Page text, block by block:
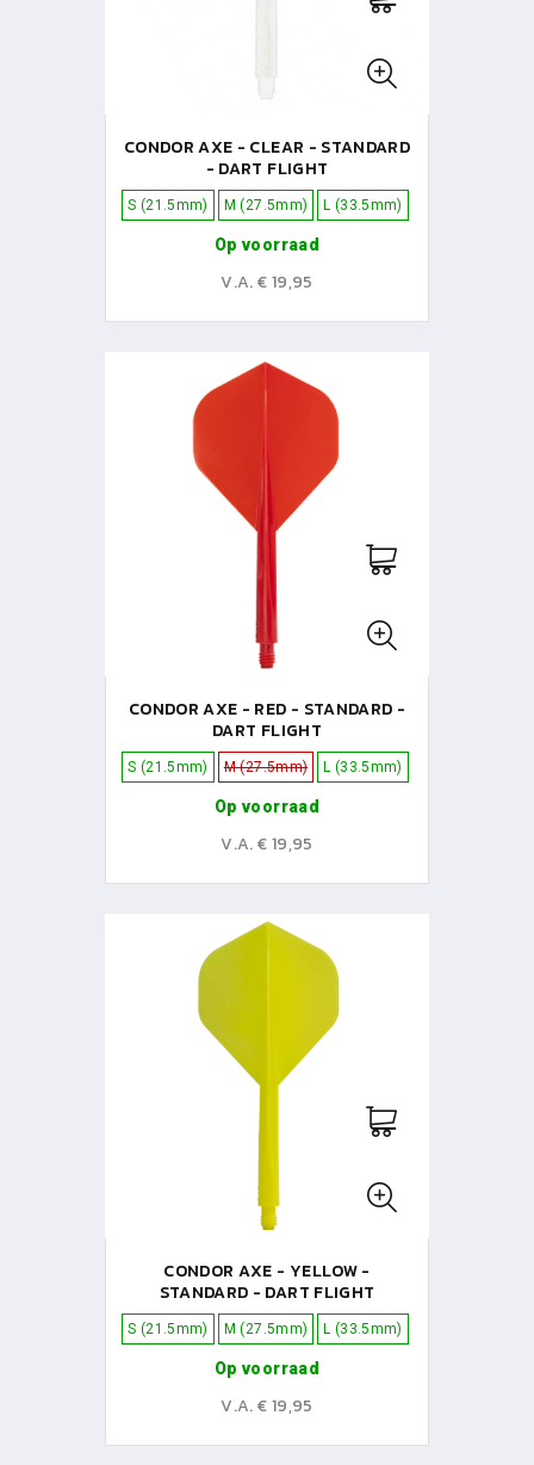
CONDOR AXE - CLEAR - STANDARD
- DART FLIGHT
S (21.5mm) M (27.5mm) L (33.5mm)
Op voorraad
V.A. € 19,95
CONDOR AXE - RED - STANDARD -
DART FLIGHT
S (21.5mm) M (27.5mm) L (33.5mm)
Op voorraad
V.A. € 19,95
CONDOR AXE - YELLOW -
STANDARD - DART FLIGHT
S (21.5mm) M (27.5mm) L (33.5mm)
Op voorraad
V.A. € 19,95